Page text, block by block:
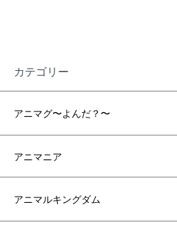
カテゴリー
アニマグ〜よんだ？〜
アニマニア
アニマルキングダム